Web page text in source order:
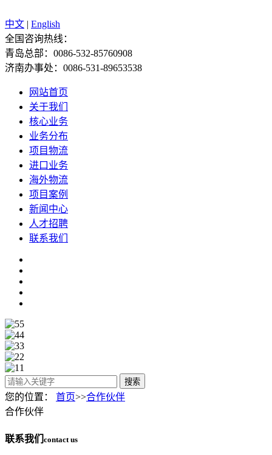
中文 | English
全国咨询热线：
青岛总部：0086-532-85760908
济南办事处：0086-531-89653538
网站首页
关于我们
核心业务
业务分布
项目物流
进口业务
海外物流
项目案例
新闻中心
人才招聘
联系我们
搜索
您的位置： 首页>>合作伙伴
合作伙伴
联系我们 contact us